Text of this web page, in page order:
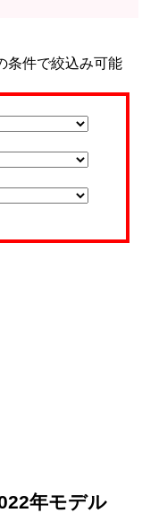
年モデル